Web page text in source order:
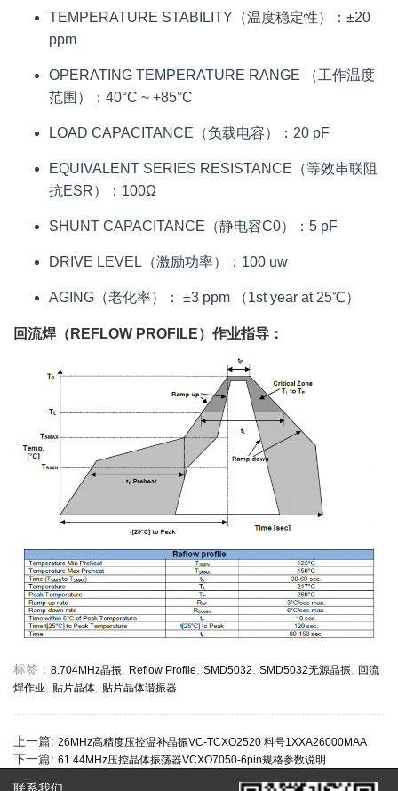
TEMPERATURE STABILITY（温度稳定性）：±20
ppm
OPERATING TEMPERATURE RANGE （工作温度
范围）：40°C ~ +85°C
LOAD CAPACITANCE（负载电容）：20 pF
EQUIVALENT SERIES RESISTANCE（等效串联阻
抗ESR）：100Ω
SHUNT CAPACITANCE（静电容C0）：5 pF
DRIVE LEVEL（激励功率）：100 uw
AGING（老化率）： ±3 ppm （1st year at 25℃）
回流焊（REFLOW PROFILE）作业指导：
标签： 8.704MHz晶振 Reflow Profile SMD5032 SMD5032无源晶振
回流
焊作业
贴片晶体 贴片晶体谐振器
上一篇: 26MHz高精度压控温补晶振VC-TCXO2520 料号1XXA26000MAA
下一篇: 61.44MHz压控晶体振荡器VCXO7050-6pin规格参数说明